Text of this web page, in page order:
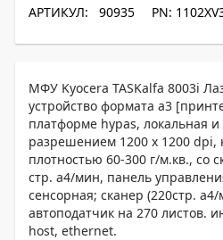
АРТИКУЛ: 90935 PN:
МФУ Kyocera TASKalfa 8003i
устройство формата a3
платформе hypas, локальная и
разрешением 1200 x 1200 dpi,
плотностью 60-300 г/м.кв., со
стр. а4/мин, панель
сенсорная; сканер (220стр.
автоподатчик на 270 листов.
host, ethernet.